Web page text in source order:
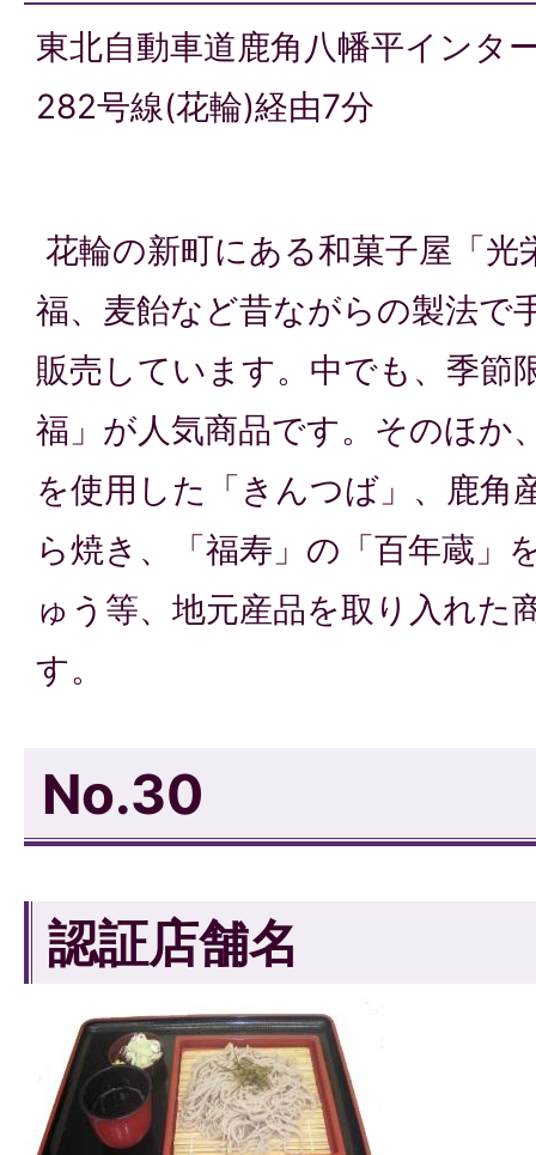
東北自動車道鹿角八幡平インタ
282号線(花輪)経由7分
花輪の新町にある和菓子屋「光
福、麦飴など昔ながらの製法で
販売しています。中でも、季節
福」が人気商品です。そのほか
を使用した「きんつば」、鹿角
ら焼き、「福寿」の「百年蔵」
ゅう等、地元産品を取り入れた
す。
No.30
認証店舗名